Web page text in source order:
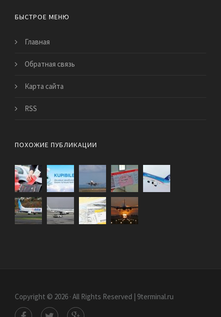
БЫСТРОЕ МЕНЮ
Главная
Обратная связь
Карта сайта
RSS
ПОХОЖИЕ ПУБЛИКАЦИИ
Copyright © 2026 · All Rights Reserved | 9terminal.ru